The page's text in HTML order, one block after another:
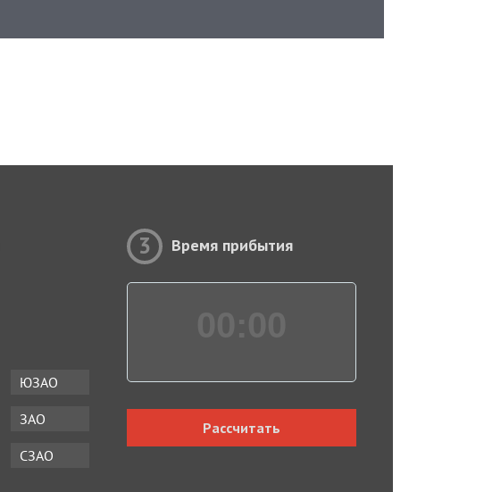
ЮЗАО
ЗАО
СЗАО
3 Время прибытия
Рассчитать